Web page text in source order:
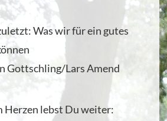
Was wir für ein gutes
Gottschling/Lars Amend
Herzen lebst Du weiter: